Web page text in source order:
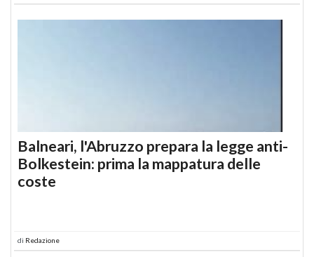
Balneari, l'Abruzzo prepara la legge anti-
Bolkestein: prima la mappatura delle
coste
di Redazione